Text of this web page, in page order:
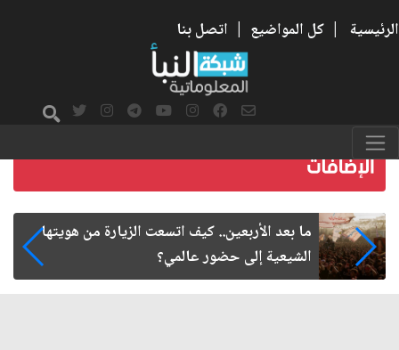
الرئيسية | كل المواضيع | اتصل بنا
ما بعد الأربعين.. كيف اتسعت الزيارة من هويتها
الشيعية إلى حضور عالمي؟